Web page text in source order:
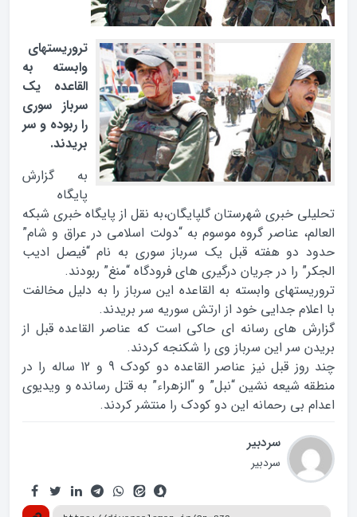
تروریستهای
وابسته به
القاعده یک
سرباز سوری
را ربوده و سر
بریدند.
به گزارش
پایگاه
تحلیلی خبری شهرستان گلپایگان،به نقل از پایگاه خبری شبکه
العالم، عناصر گروه موسوم به “دولت اسلامی در عراق و شام”
حدود دو هفته قبل یک سرباز سوری به نام “فیصل ادیب
الجکر” را در جریان درگیری های فرودگاه “منغ” ربودند.
تروریستهای وابسته به القاعده این سرباز را به دلیل مخالفت
با اعلام جدایی خود از ارتش سوریه سر بریدند.
گزارش های رسانه ای حاکی است که عناصر القاعده قبل از
بریدن سر این سرباز وی را شکنجه کردند.
چند روز قبل نیز عناصر القاعده دو کودک 9 و 12 ساله را در
منطقه شیعه نشین “نبل” و “الزهراء” به قتل رسانده و ویدیوی
اعدام بی رحمانه این دو کودک را منتشر کردند.
سردبیر
سردبیر